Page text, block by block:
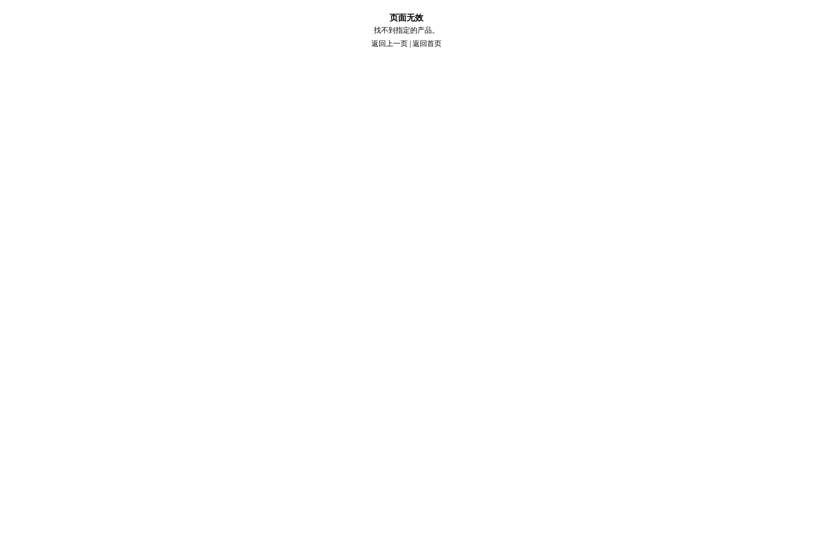
页面无效
找不到指定的产品。
返回上一页 返回首页